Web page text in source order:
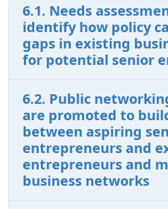
6.1. Needs
identify how policy
gaps in existing
for potential senior
6.2. Public
are promoted to
between aspiring
entrepreneurs and
entrepreneurs and
business networks